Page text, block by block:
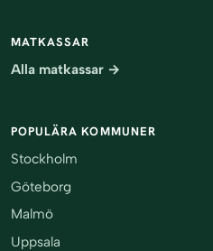
MATKASSAR
Alla matkassar →
POPULÄRA KOMMUNER
Stockholm
Göteborg
Malmö
Uppsala